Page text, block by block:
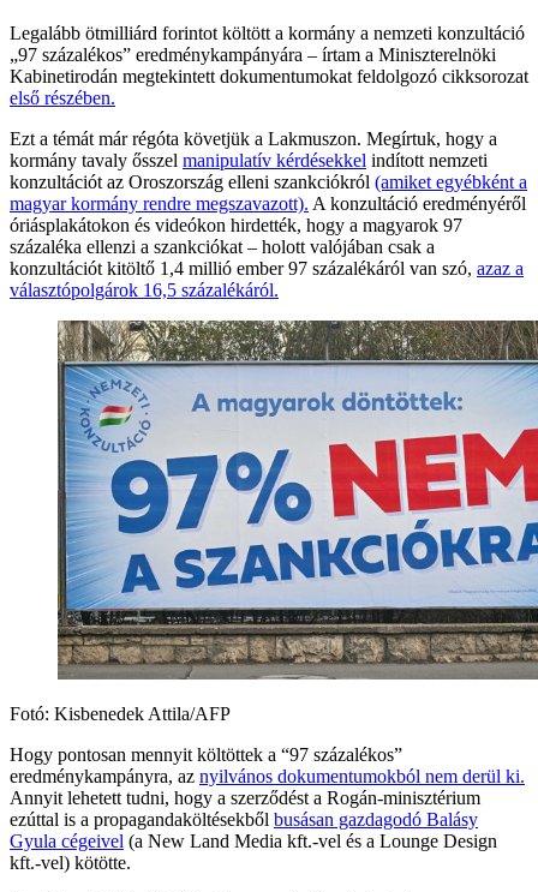
Legalább ötmilliárd forintot költött a kormány a nemzeti konzultáció
„97 százalékos” eredménykampányára – írtam a Miniszterelnöki
Kabinetirodán megtekintett dokumentumokat feldolgozó cikksorozat
első részében.
Ezt a témát már régóta követjük a Lakmuszon. Megírtuk, hogy a
kormány tavaly ősszel manipulatív kérdésekkel indított nemzeti
konzultációt az Oroszország elleni szankciókról (amiket egyébként a
magyar kormány rendre megszavazott). A konzultáció eredményéről
óriásplakátokon és videókon hirdették, hogy a magyarok 97
százaléka ellenzi a szankciókat – holott valójában csak a
konzultációt kitöltő 1,4 millió ember 97 százalékáról van szó, azaz a
választópolgárok 16,5 százalékáról.
Fotó: Kisbenedek Attila/AFP
Hogy pontosan mennyit költöttek a “97 százalékos”
eredménykampányra, az nyilvános dokumentumokból nem derül ki.
Annyit lehetett tudni, hogy a szerződést a Rogán-minisztérium
ezúttal is a propagandaköltésekből busásan gazdagodó Balásy
Gyula cégeivel (a New Land Media kft.-vel és a Lounge Design
kft.-vel) kötötte.